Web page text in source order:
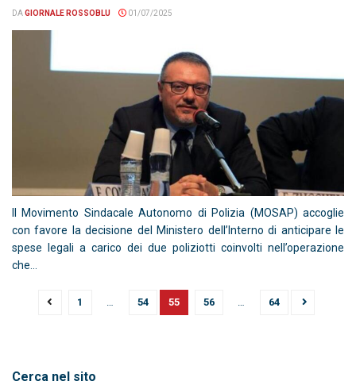
DAGIORNALE ROSSOBLU 01/07/2025
Il Movimento Sindacale Autonomo di Polizia (MOSAP) accoglie
con favore la decisione del Ministero dell’Interno di anticipare le
spese legali a carico dei due poliziotti coinvolti nell’operazione
che...
1 … 54 55 56 … 64
Cerca nel sito